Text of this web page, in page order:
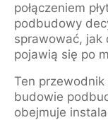
połączeniem
podbudowy
sprawować, jak
pojawią się po
Ten przewodnik
budowie
obejmuje